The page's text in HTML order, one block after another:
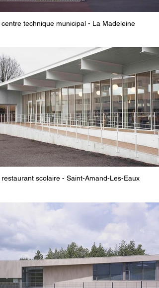
centre technique municipal - La Madeleine
restaurant scolaire - Saint-Amand-Les-Eaux